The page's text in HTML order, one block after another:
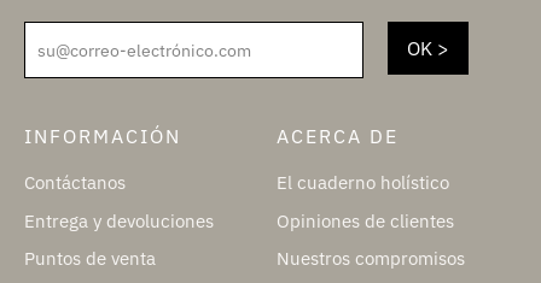
su@correo-electrónico.com
INFORMACIÓN
Contáctanos
Entrega y devoluciones
Puntos de venta
ACERCA DE
El cuaderno holístico
Opiniones de clientes
Nuestros compromisos